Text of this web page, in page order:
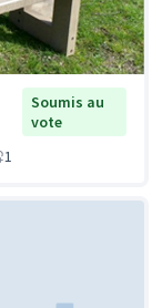
Soumis au
vote
1